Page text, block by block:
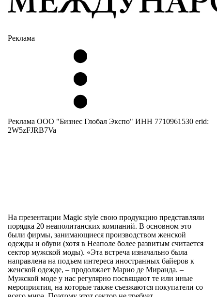
Реклама
Реклама ООО "Бизнес Глобал Экспо" ИНН 7710961530 erid:
2W5zFJRB7Va
На презентации Magic style свою продукцию представляли
порядка 20 неаполитанских компаний. В основном это
были фирмы, занимающиеся производством женской
одежды и обуви (хотя в Неаполе более развитым считается
сектор мужской моды). «Эта встреча изначально была
направлена на подъем интереса иностранных байеров к
женской одежде, – продолжает Марио де Миранда. –
Мужской моде у нас регулярно посвящают те или иные
мероприятия, на которые также съезжаются покупатели со